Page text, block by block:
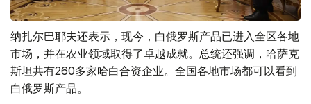
纳扎尔巴耶夫还表示，现今，白俄罗斯产品已进入全区各地
市场，并在农业领域取得了卓越成就。总统还强调，哈萨克
斯坦共有260多家哈白合资企业。全国各地市场都可以看到
白俄罗斯产品。